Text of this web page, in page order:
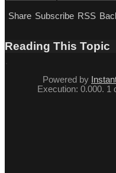
Shar Subscrib RS
Reading This Topi
Powered by
Execution: 0.000. 1